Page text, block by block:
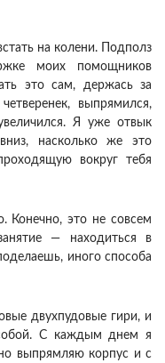
на колени. Подполз
моих помощников
это сам, держась за
выпрямился,
Я уже отвык
насколько же это
вокруг тебя
Конечно, это не совсем
— находиться в
иного способа
двухпудовые гири, и
С каждым днем я
выпрямляю корпус и с